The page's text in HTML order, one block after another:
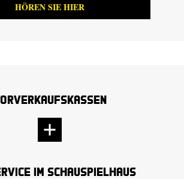
HÖREN SIE HIER
im Schauspielhaus